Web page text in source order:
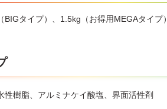
BIGタイプ）、1.5kg（お得用MEGAタイプ）
性樹脂、アルミナケイ酸塩、界面活性剤